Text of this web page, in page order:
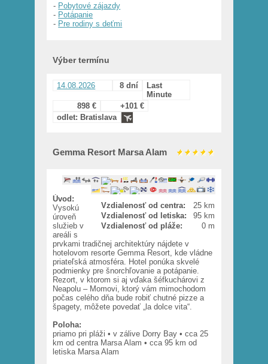
- Pobytové zájazdy
- Potápanie
- Pre rodiny s deťmi
Výber termínu
14.08.2026 8 dní
Last
Minute
898 €
+101 €
odlet: Bratislava
Gemma Resort Marsa Alam
Vzdialenosť od centra:
25 km
Vzdialenosť od letiska:
95 km
Vzdialenosť od pláže:
0 m
Úvod:
Vysokú
úroveň
služieb v
areáli s
prvkami tradičnej architektúry nájdete v
hotelovom resorte Gemma Resort, kde vládne
priateľská atmosféra. Hotel ponúka skvelé
podmienky pre šnorchľovanie a potápanie.
Rezort, v ktorom si aj vďaka šéfkuchárovi z
Neapolu – Momovi, ktorý vám mimochodom
počas celého dňa bude robiť chutné pizze a
špagety, môžete povedať „la dolce vita“.
Poloha:
priamo pri pláži • v zálive Dorry Bay • cca 25
km od centra Marsa Alam • cca 95 km od
letiska Marsa Alam